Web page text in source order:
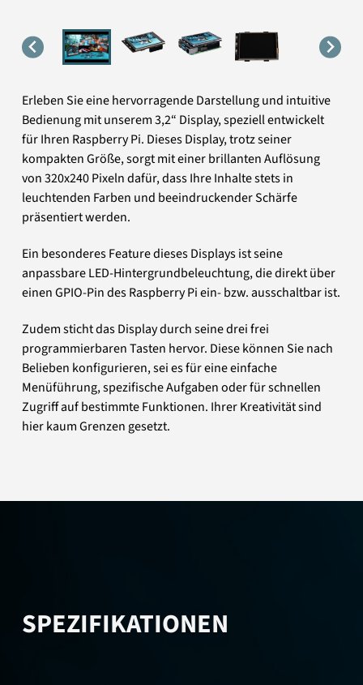
Erleben Sie eine hervorragende Darstellung und intuitive
Bedienung mit unserem 3,2“ Display, speziell entwickelt
für Ihren Raspberry Pi. Dieses Display, trotz seiner
kompakten Größe, sorgt mit einer brillanten Auflösung
von 320x240 Pixeln dafür, dass Ihre Inhalte stets in
leuchtenden Farben und beeindruckender Schärfe
präsentiert werden.
Ein besonderes Feature dieses Displays ist seine
anpassbare LED-Hintergrundbeleuchtung, die direkt über
einen GPIO-Pin des Raspberry Pi ein- bzw. ausschaltbar ist.
Zudem sticht das Display durch seine drei frei
programmierbaren Tasten hervor. Diese können Sie nach
Belieben konfigurieren, sei es für eine einfache
Menüführung, spezifische Aufgaben oder für schnellen
Zugriff auf bestimmte Funktionen. Ihrer Kreativität sind
hier kaum Grenzen gesetzt.
SPEZIFIKATIONEN